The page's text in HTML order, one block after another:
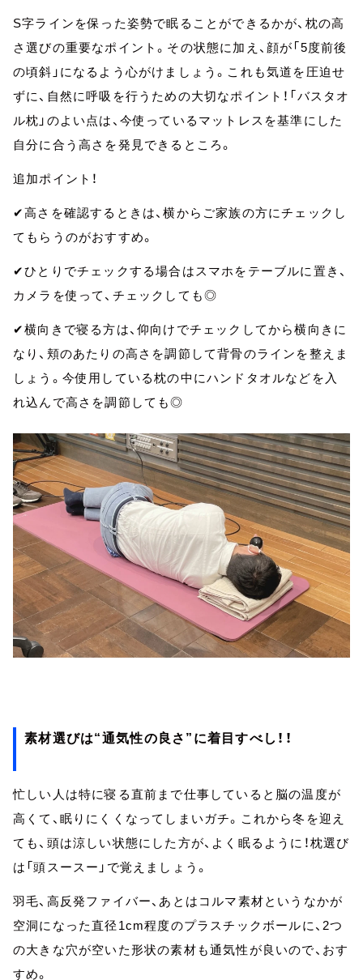
S字ラインを保った姿勢で眠ることができるかが、枕の高
さ選びの重要なポイント。その状態に加え、顔が「5度前後
の頃斜」になるよう心がけましょう。これも気道を圧迫せ
ずに、自然に呼吸を行うための大切なポイント！「バスタオ
ル枕」のよい点は、今使っているマットレスを基準にした
自分に合う高さを発見できるところ。
追加ポイント！
✔︎高さを確認するときは、横からご家族の方にチェックし
てもらうのがおすすめ。
✔︎ひとりでチェックする場合はスマホをテーブルに置き、
カメラを使って、チェックしても◎
✔︎横向きで寝る方は、仰向けでチェックしてから横向きに
なり、頬のあたりの高さを調節して背骨のラインを整えま
しょう。今使用している枕の中にハンドタオルなどを入
れ込んで高さを調節しても◎
素材選びは“通気性の良さ”に着目すべし！！
忙しい人は特に寝る直前まで仕事していると脳の温度が
高くて、眠りにくくなってしまいガチ。これから冬を迎え
ても、頭は涼しい状態にした方が、よく眠るように！枕選び
は「頭スースー」で覚えましょう。
羽毛、高反発ファイバー、あとはコルマ素材というなかが
空洞になった直径1cm程度のプラスチックボールに、2つ
の大きな穴が空いた形状の素材も通気性が良いので、おす
すめ。